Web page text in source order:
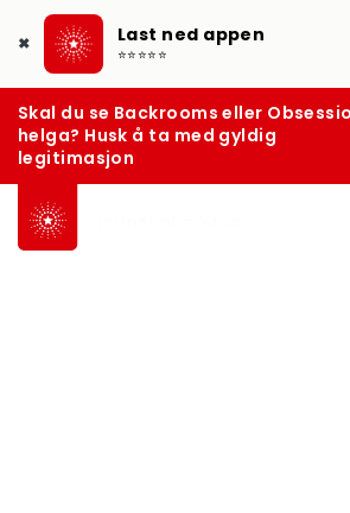
✖ Last ned appen
⭐⭐⭐⭐⭐
Skal du se Backrooms eller
helga? Husk å ta med gyldig
legitimasjon